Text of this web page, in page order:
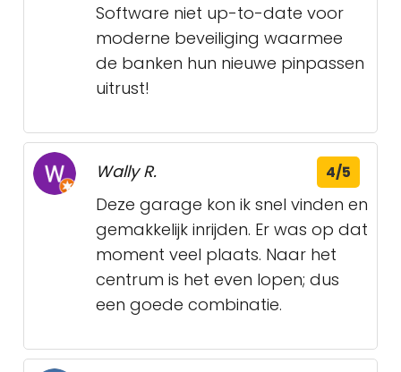
Software niet up-to-date voor
moderne beveiliging waarmee
de banken hun nieuwe pinpassen
uitrust!
Wally R. 4/5
Deze garage kon ik snel vinden en
gemakkelijk inrijden. Er was op dat
moment veel plaats. Naar het
centrum is het even lopen; dus
een goede combinatie.